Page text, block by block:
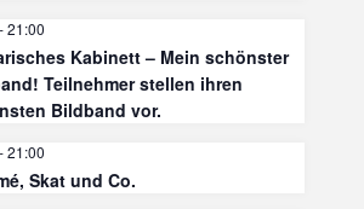
-21:00
Kabinett – Mein schönster
Teilnehmer stellen ihren
Bildband vor.
-21:00
Skat und Co.